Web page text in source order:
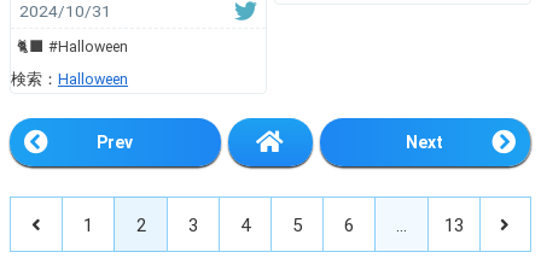
2024/10/31
🐈‍⬛ #Halloween
検索： Halloween
Prev Next
1 2 3 4 5 6 … 13